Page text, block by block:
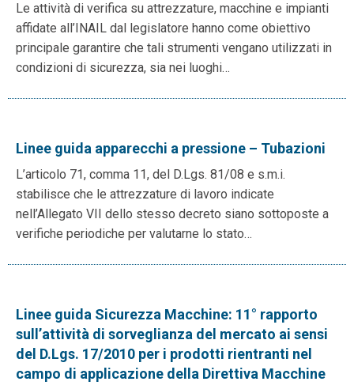
Le attività di verifica su attrezzature, macchine e impianti
affidate all’INAIL dal legislatore hanno come obiettivo
principale garantire che tali strumenti vengano utilizzati in
condizioni di sicurezza, sia nei luoghi…
Linee guida apparecchi a pressione – Tubazioni
L’articolo 71, comma 11, del D.Lgs. 81/08 e s.m.i.
stabilisce che le attrezzature di lavoro indicate
nell’Allegato VII dello stesso decreto siano sottoposte a
verifiche periodiche per valutarne lo stato…
Linee guida Sicurezza Macchine: 11° rapporto
sull’attività di sorveglianza del mercato ai sensi
del D.Lgs. 17/2010 per i prodotti rientranti nel
campo di applicazione della Direttiva Macchine